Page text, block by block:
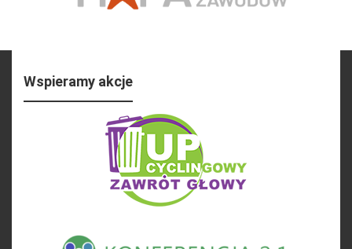
Wspieramy akcje